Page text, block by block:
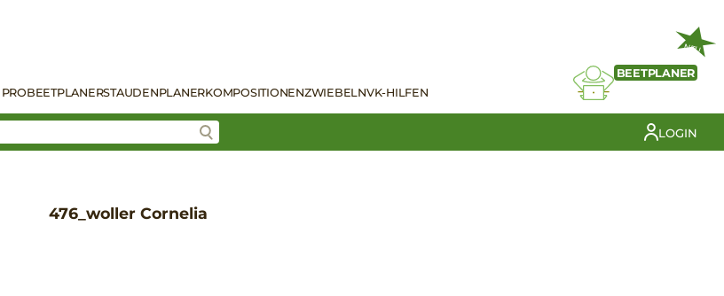
BEETPLANERSTAUDENPLANERKOMPOSITIONENZWIEBELNVK-HILFEN
NEU
BEETPLANER
LOGIN
476_woller Cornelia